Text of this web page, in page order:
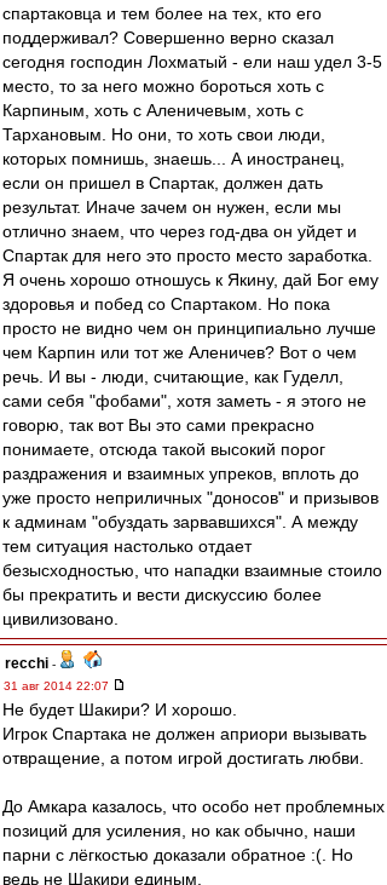
спартаковца и тем более на тех, кто его
поддерживал? Совершенно верно сказал
сегодня господин Лохматый - ели наш удел 3-5
место, то за него можно бороться хоть с
Карпиным, хоть с Аленичевым, хоть с
Тархановым. Но они, то хоть свои люди,
которых помнишь, знаешь... А иностранец,
если он пришел в Спартак, должен дать
результат. Иначе зачем он нужен, если мы
отлично знаем, что через год-два он уйдет и
Спартак для него это просто место заработка.
Я очень хорошо отношусь к Якину, дай Бог ему
здоровья и побед со Спартаком. Но пока
просто не видно чем он принципиально лучше
чем Карпин или тот же Аленичев? Вот о чем
речь. И вы - люди, считающие, как Гуделл,
сами себя "фобами", хотя заметь - я этого не
говорю, так вот Вы это сами прекрасно
понимаете, отсюда такой высокий порог
раздражения и взаимных упреков, вплоть до
уже просто неприличных "доносов" и призывов
к админам "обуздать зарвавшихся". А между
тем ситуация настолько отдает
безысходностью, что нападки взаимные стоило
бы прекратить и вести дискуссию более
цивилизовано.
recchi -
31 авг 2014 22:07
Не будет Шакири? И хорошо.
Игрок Спартака не должен априори вызывать
отвращение, а потом игрой достигать любви.
До Амкара казалось, что особо нет проблемных
позиций для усиления, но как обычно, наши
парни с лёгкостью доказали обратное :(. Но
ведь не Шакири единым.